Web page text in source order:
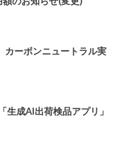
カーボンニュートラル実
生成AI出荷検品アプリ」